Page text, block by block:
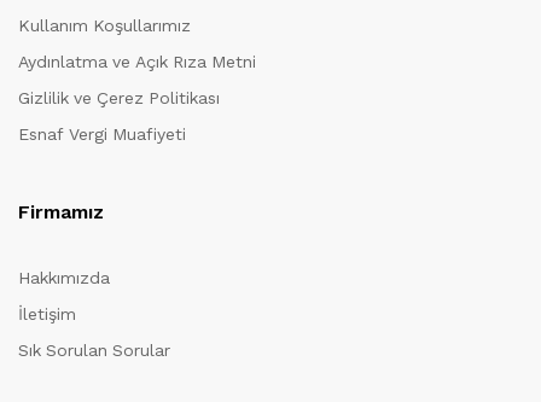
Kullanım Koşullarımız
Aydınlatma ve Açık Rıza Metni
Gizlilik ve Çerez Politikası
Esnaf Vergi Muafiyeti
Firmamız
Hakkımızda
İletişim
Sık Sorulan Sorular